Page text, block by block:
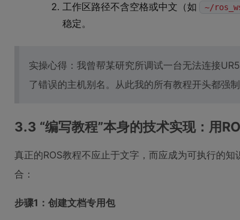
工作区路径不含空格或中文（如
~/
稳定。
实操心得：我曾帮某研究所调试一台无法连接
了错误的主机别名。从此我的所有教程开头都强
3.3 “编写教程”本身的技术实现：用
真正的ROS教程不应止于文字，而应成为可执行的知
合：
步骤1：创建文档专用包